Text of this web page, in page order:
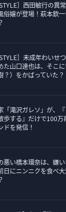
］西田敏行の
俗嬢が登場！萩本欽
］未成年わいせ
た山口達也は、そこ
？）をかばっていた？
「滝沢ガレソ」が、
歩する』だけで100
ドを発信！
悪い橋本環奈は、嫌
日にニンニクを食べ